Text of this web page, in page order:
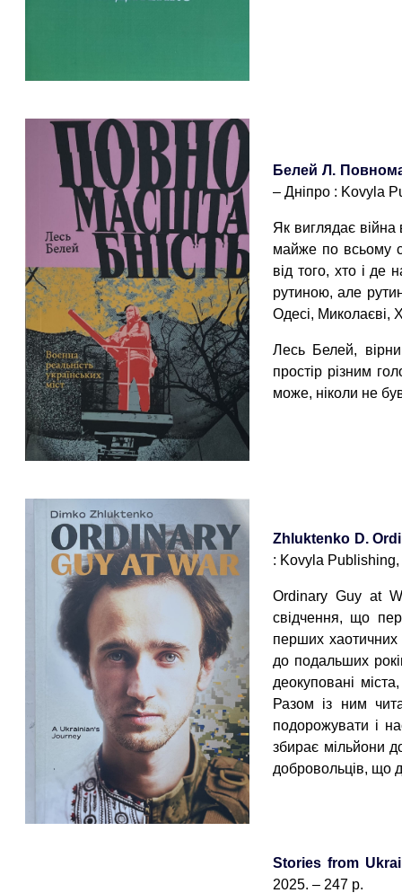
Белей Л.
– Дніпро : Kovyla
Як виглядає війна
майже по всьому
від того, хто і де
рутиною, але
Одесі, Миколаєві,
Лесь Белей,
простір різним
може, ніколи не
Zhluktenko D.
: Kovyla
Ordinary Guy at
свідчення, що
перших хаотичних
до подальших
деокуповані
Разом із ним
подорожувати і
збирає мільйони
добровольців, що
Stories from
2025. – 247 p.